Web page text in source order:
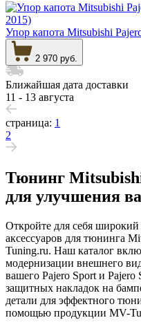
Упор капота Mitsubishi
2 970 руб.
Ближайшая дата доставки
11 - 13 августа
страница: 1
2
Тюнинг
для улучшения
Откройте для себя
аксессуаров для тюнинга
Tuning.ru. Наш каталог
модернизации внешнего
вашего Pajero Sport и
защитных накладок на
детали для эффектного
помощью продукции MV-